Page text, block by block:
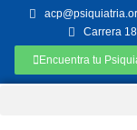
Carrera
Encuentra tu